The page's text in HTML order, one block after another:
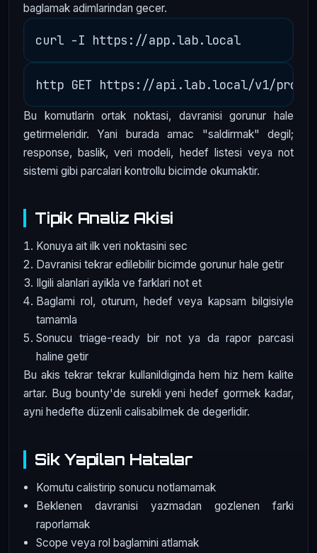
baglamak adimlarindan gecer.
Bu komutlarin ortak noktasi, davranisi gorunur hale
getirmeleridir. Yani burada amac "saldirmak" degil;
response, baslik, veri modeli, hedef listesi veya not
sistemi gibi parcalari kontrollu bicimde okumaktir.
Tipik Analiz Akisi
Konuya ait ilk veri noktasini sec
Davranisi tekrar edilebilir bicimde gorunur hale getir
Ilgili alanlari ayikla ve farklari not et
Baglami rol, oturum, hedef veya kapsam bilgisiyle
tamamla
Sonucu triage-ready bir not ya da rapor parcasi
haline getir
Bu akis tekrar tekrar kullanildiginda hem hiz hem kalite
artar. Bug bounty'de surekli yeni hedef gormek kadar,
ayni hedefte düzenli calisabilmek de degerlidir.
Sik Yapilan Hatalar
Komutu calistirip sonucu notlamamak
Beklenen davranisi yazmadan gozlenen farki
raporlamak
Scope veya rol baglamini atlamak